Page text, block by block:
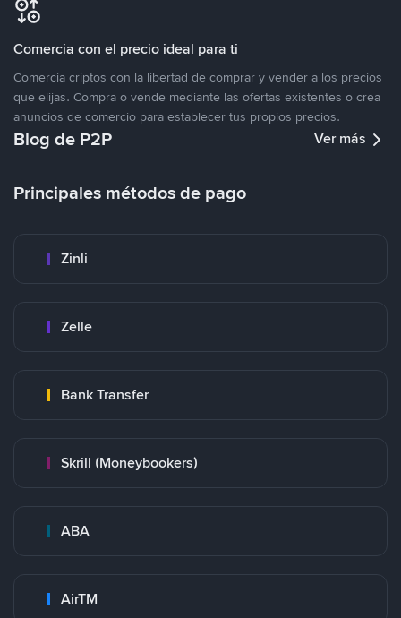
Comercia con el precio ideal para ti
Comercia criptos con la libertad de comprar y vender a los precios
que elijas. Compra o vende mediante las ofertas existentes o crea
anuncios de comercio para establecer tus propios precios.
Blog de P2P Ver más
Principales métodos de pago
Zinli
Zelle
Bank Transfer
Skrill (Moneybookers)
ABA
AirTM